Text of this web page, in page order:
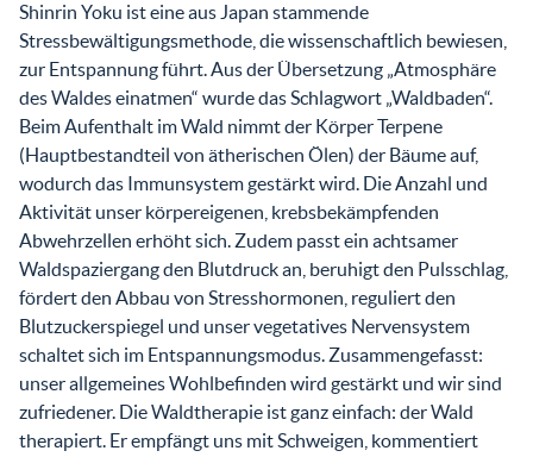
Shinrin Yoku ist eine aus Japan stammende
Stressbewältigungsmethode, die wissenschaftlich bewiesen,
zur Entspannung führt. Aus der Übersetzung „Atmosphäre
des Waldes einatmen“ wurde das Schlagwort „Waldbaden“.
Beim Aufenthalt im Wald nimmt der Körper Terpene
(Hauptbestandteil von ätherischen Ölen) der Bäume auf,
wodurch das Immunsystem gestärkt wird. Die Anzahl und
Aktivität unser körpereigenen, krebsbekämpfenden
Abwehrzellen erhöht sich. Zudem passt ein achtsamer
Waldspaziergang den Blutdruck an, beruhigt den Pulsschlag,
fördert den Abbau von Stresshormonen, reguliert den
Blutzuckerspiegel und unser vegetatives Nervensystem
schaltet sich im Entspannungsmodus. Zusammengefasst:
unser allgemeines Wohlbefinden wird gestärkt und wir sind
zufriedener. Die Waldtherapie ist ganz einfach: der Wald
therapiert. Er empfängt uns mit Schweigen, kommentiert